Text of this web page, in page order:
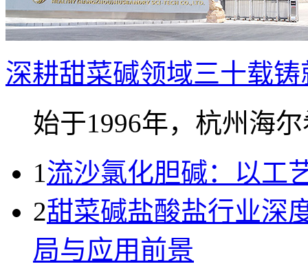
深耕甜菜碱领域三十载
始于1996年，杭州海
1流沙氯化胆碱：以工
2甜菜碱盐酸盐行业深
局与应用前景